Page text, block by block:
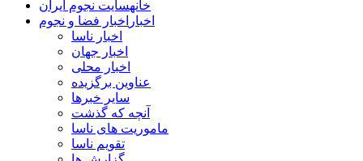
خانهسایت نجوم ایران
اخبار اخبار فضا و نجوم
اخبار ناسا
اخبار جهان
اخبار محلی
عناوین برگزیده
سایر خبرها
آنچه که گذشت
ماموریت های ناسا
تقویم ناسا